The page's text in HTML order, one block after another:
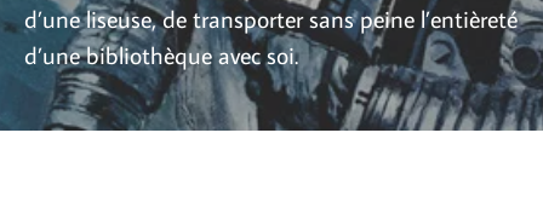
d’une liseuse, de transporter sans peine l’entièreté
d’une bibliothèque avec soi.